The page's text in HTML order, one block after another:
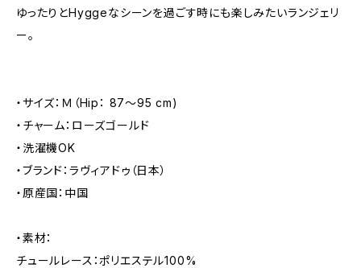
ゆったりとHyggeなシーンを過ごす時にも楽しみたいランジェリ
ー。
・サイズ：Ｍ（Hip： 87～95 cm)
・チャーム：ローズゴールド
・洗濯機OK
・ブランド：ラヴィアドゥ（日本）
・原産国：中国
・素材：
チュールレース：ポリエステル100%